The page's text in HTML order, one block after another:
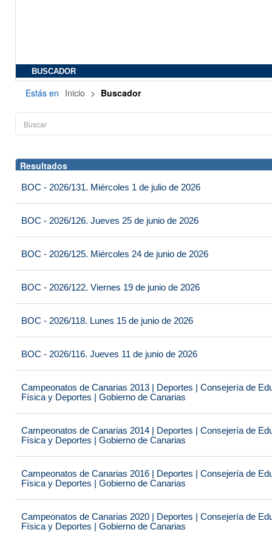
BUSCADOR
Estás en Inicio > Buscador
Resultados
BOC - 2026/131. Miércoles 1 de julio de 2026
BOC - 2026/126. Jueves 25 de junio de 2026
BOC - 2026/125. Miércoles 24 de junio de 2026
BOC - 2026/122. Viernes 19 de junio de 2026
BOC - 2026/118. Lunes 15 de junio de 2026
BOC - 2026/116. Jueves 11 de junio de 2026
Campeonatos de Canarias 2013 | Deportes | Consejería de
Física y Deportes | Gobierno de Canarias
Campeonatos de Canarias 2014 | Deportes | Consejería de
Física y Deportes | Gobierno de Canarias
Campeonatos de Canarias 2016 | Deportes | Consejería de
Física y Deportes | Gobierno de Canarias
Campeonatos de Canarias 2020 | Deportes | Consejería de
Física y Deportes | Gobierno de Canarias